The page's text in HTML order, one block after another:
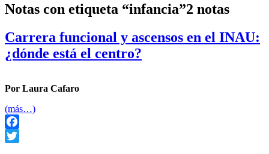
Notas con etiqueta “infancia”2 notas
Carrera funcional y ascensos en el INAU:
¿dónde está el centro?
Por Laura Cafaro
(más…)
Facebook